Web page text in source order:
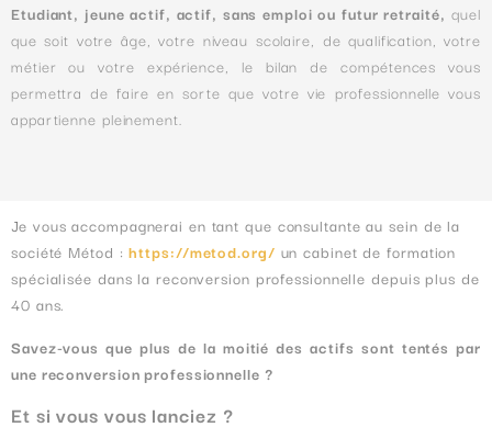
Etudiant, jeune actif, actif, sans emploi ou futur retraité, quel
que soit votre âge, votre niveau scolaire, de qualification, votre
métier ou votre expérience, le bilan de compétences vous
permettra de faire en sorte que votre vie professionnelle vous
appartienne pleinement.
Je vous accompagnerai en tant que consultante au sein de la
société Métod :https://metod.org/ un cabinet de formation
spécialisée dans la reconversion professionnelle depuis plus de
40 ans.
Savez-vous que plus de la moitié des actifs sont tentés par
une reconversion professionnelle ?
Et si vous vous lanciez ?